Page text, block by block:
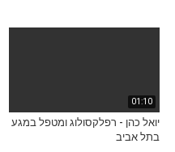
01:10
יואל כהן - רפלקסולוג ומטפל במגע
בתל אביב